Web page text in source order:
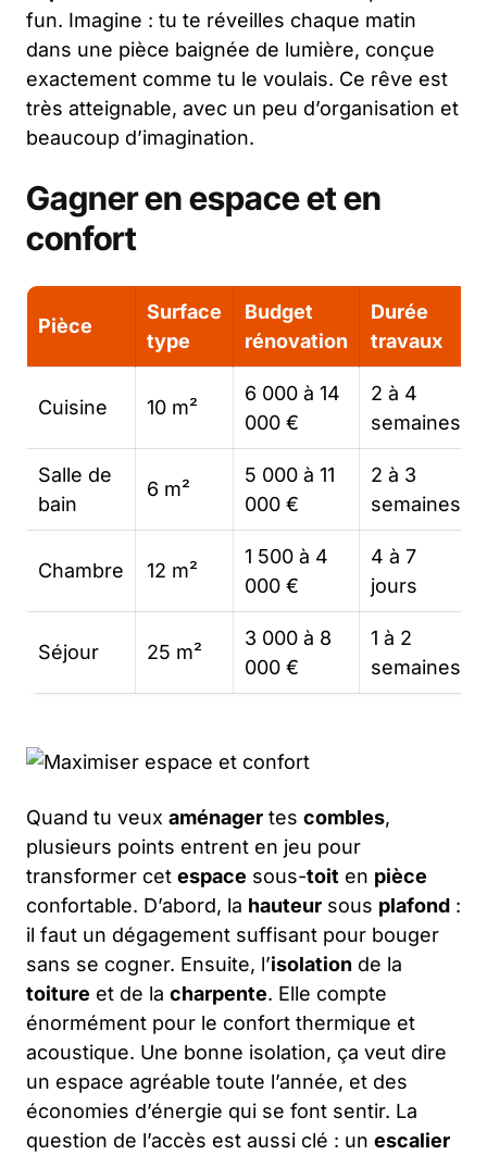
fun. Imagine : tu te réveilles chaque matin
dans une pièce baignée de lumière, conçue
exactement comme tu le voulais. Ce rêve est
très atteignable, avec un peu d’organisation et
beaucoup d’imagination.
Gagner en espace et en
confort
Pièce
Surface
type
Budget
rénovation
Durée
travaux
Cuisine 10 m²
6 000 à 14
000 €
2 à 4
semaines
Salle de
bain
6 m²
5 000 à 11
000 €
2 à 3
semaines
Chambre 12 m²
1 500 à 4
000 €
4 à 7
jours
Séjour 25 m²
3 000 à 8
000 €
1 à 2
semaines
Quand tu veux aménager tes combles,
plusieurs points entrent en jeu pour
transformer cet espace sous-toit en pièce
confortable. D’abord, la hauteur sous plafond :
il faut un dégagement suffisant pour bouger
sans se cogner. Ensuite, l’isolation de la
toiture et de la charpente. Elle compte
énormément pour le confort thermique et
acoustique. Une bonne isolation, ça veut dire
un espace agréable toute l’année, et des
économies d’énergie qui se font sentir. La
question de l’accès est aussi clé : un escalier